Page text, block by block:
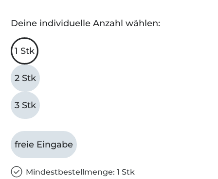
Deine individuelle Anzahl wählen:
1 Stk
2 Stk
3 Stk
freie Eingabe
Mindestbestellmenge: 1 Stk